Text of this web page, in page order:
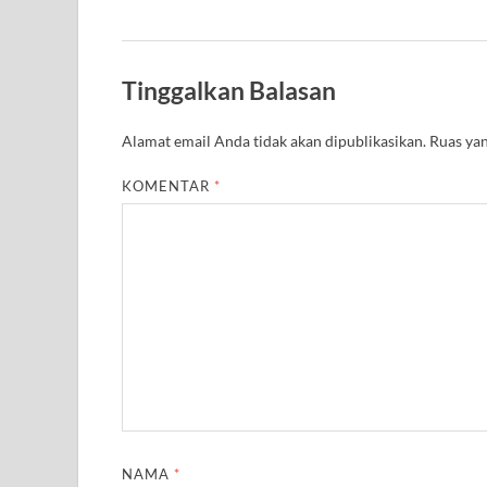
Tinggalkan Balasan
Alamat email Anda tidak akan dipublikasikan. Ruas
KOMENTAR *
NAMA *